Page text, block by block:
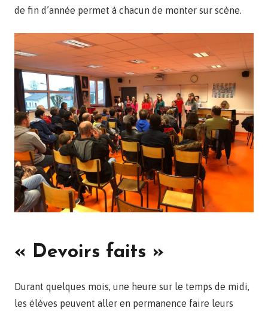
de fin d’année permet à chacun de monter sur scène.
« Devoirs faits »
Durant quelques mois, une heure sur le temps de midi,
les élèves peuvent aller en permanence faire leurs